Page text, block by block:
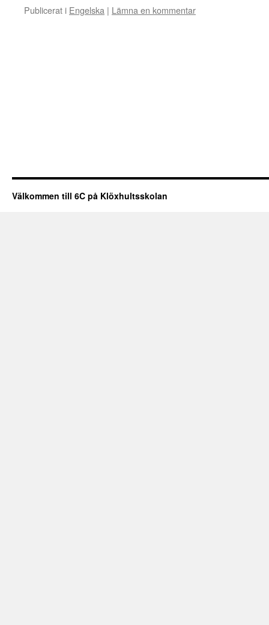
Publicerat i Engelska | Lämna en kommentar
Välkommen till 6C på Klöxhultsskolan